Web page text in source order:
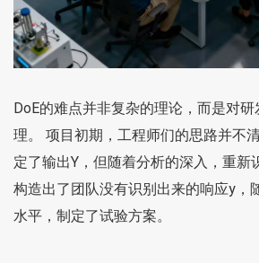
DoE的难点并非复杂的理论，而是对
理。 项目初期，工程师们的思路并不
定了输出Y，但随着分析的深入，重新
构造出了团队没有识别出来的响应y，
水平，制定了试验方案。